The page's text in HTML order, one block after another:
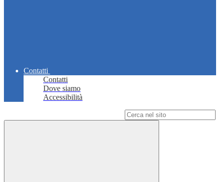
Contatti
Contatti
Dove siamo
Accessibilità